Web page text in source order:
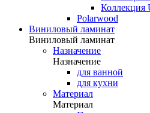
Коллекция
Polarwood
Виниловый ламинат
Виниловый ламинат
Назначение
Назначение
для ванной
для кухни
Материал
Материал